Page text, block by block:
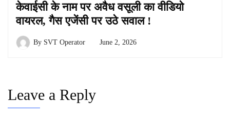
केवाईसी के नाम पर अवैध वसूली का वीडियो
वायरल, गैस एजेंसी पर उठे सवाल !
By SVT Operator June 2, 2026
Leave a Reply